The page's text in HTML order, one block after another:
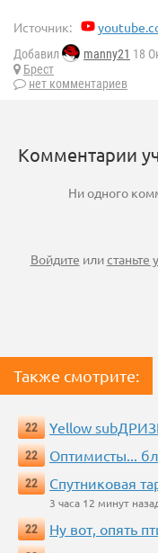
Источник:
Добавил manny21 18
Брест
нет комментариев
Комментарии
Ни одного
Войдите илистаньте
Также смотрите:
22 Yellow
22
Оптимисты...
22
Спутниковая
3 часа 12 минут
22
Ну вот, опять